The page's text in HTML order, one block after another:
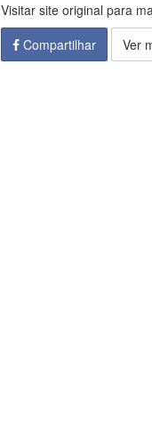
Visitar site original para
Compartilhar
Ver